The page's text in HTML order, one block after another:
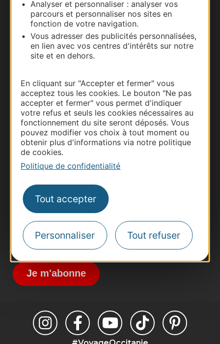
Analyser et personnaliser : analyser vos
parcours et personnaliser nos sites en
fonction de votre navigation.
Vous adresser des publicités personnalisées,
en lien avec vos centres d'intérêts sur notre
site et en dehors.
En cliquant sur "Accepter et fermer" vous
acceptez tous les cookies. Le bouton "Ne pas
accepter et fermer" vous permet d'indiquer
votre refus et seuls les cookies nécessaires au
fonctionnement du site seront déposés. Vous
pouvez modifier vos choix à tout moment ou
obtenir plus d'informations via notre politique
de cookies.
Politique de confidentialité
Tout accepter
Personnaliser Tout refuser
Carte interactive
Documentation
Thermalisme
Business/Mice
Site presse et d'influence
Voyagistes
Destination Sport
Inscrivez-vous à la lettre d'information
Destination Occitanie pour recevoir des
Je m'abonne